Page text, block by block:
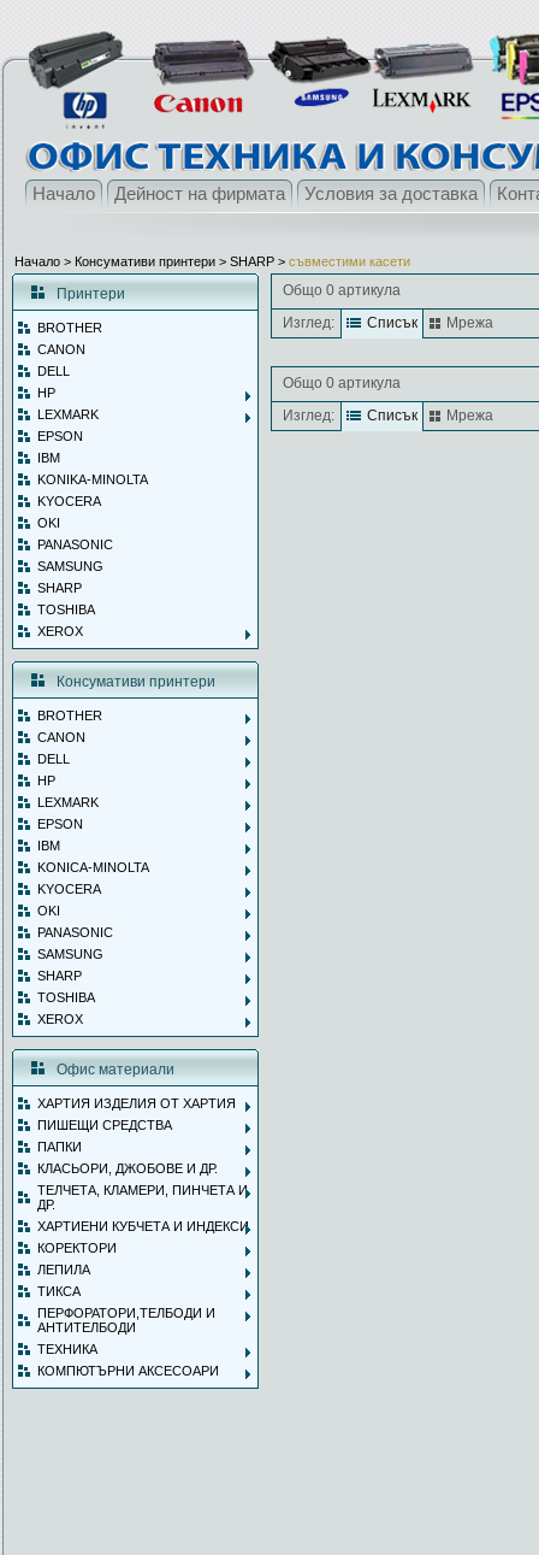
Начало Дейност на фирмата Условия за доставка
Начало > Консумативи принтери > SHARP > съвместими касети
Принтери
BROTHER
CANON
DELL
HP
LEXMARK
EPSON
IBM
KONIKA-MINOLTA
KYOCERA
OKI
PANASONIC
SAMSUNG
SHARP
TOSHIBA
XEROX
Консумативи принтери
BROTHER
CANON
DELL
HP
LEXMARK
EPSON
IBM
KONICA-MINOLTA
KYOCERA
OKI
PANASONIC
SAMSUNG
SHARP
TOSHIBA
XEROX
Офис материали
ХАРТИЯ ИЗДЕЛИЯ ОТ ХАРТИЯ
ПИШЕЩИ СРЕДСТВА
ПАПКИ
КЛАСЬОРИ, ДЖОБОВЕ И ДР.
ТЕЛЧЕТА, КЛАМЕРИ, ПИНЧЕТА И
ДР.
ХАРТИЕНИ КУБЧЕТА И ИНДЕКСИ
КОРЕКТОРИ
ЛЕПИЛА
ТИКСА
ПЕРФОРАТОРИ,ТЕЛБОДИ И
АНТИТЕЛБОДИ
ТЕХНИКА
КОМПЮТЪРНИ АКСЕСОАРИ
Общо 0 артикула
Изглед:
Списък Мрежа
Общо 0 артикула
Изглед:
Списък Мрежа